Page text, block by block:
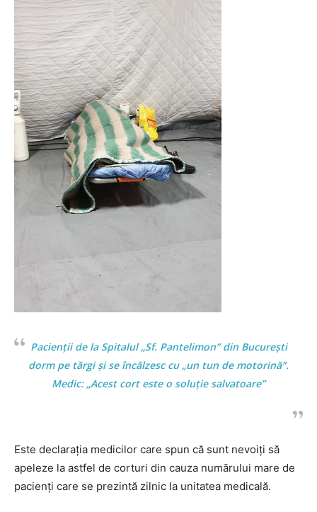
Pacienții de la Spitalul „Sf. Pantelimon” din București
dorm pe tărgi și se încălzesc cu „un tun de motorină”.
Medic: „Acest cort este o soluție salvatoare”
Este declarația medicilor care spun că sunt nevoiți să
apeleze la astfel de corturi din cauza numărului mare de
pacienți care se prezintă zilnic la unitatea medicală.